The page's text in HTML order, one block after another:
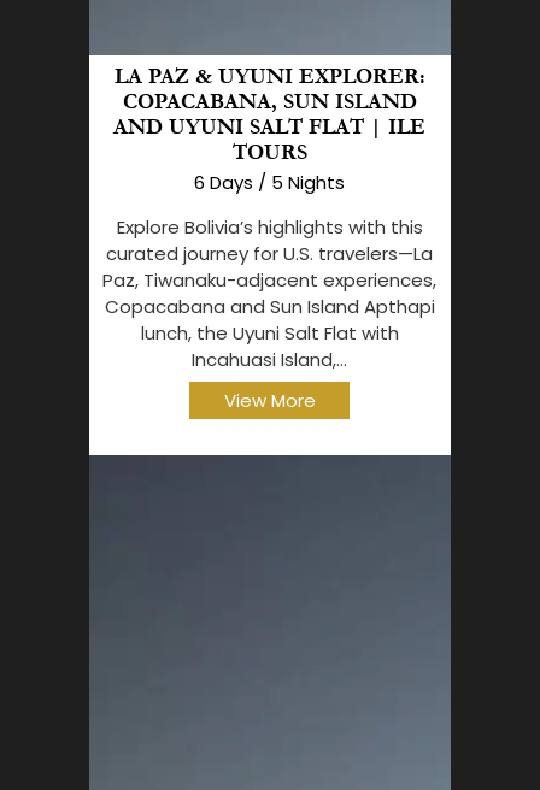
LA PAZ & UYUNI EXPLORER:
COPACABANA, SUN ISLAND
AND UYUNI SALT FLAT | ILE
TOURS
6 Days / 5 Nights
Explore Bolivia’s highlights with this
curated journey for U.S. travelers—La
Paz, Tiwanaku-adjacent experiences,
Copacabana and Sun Island Apthapi
lunch, the Uyuni Salt Flat with
Incahuasi Island,...
View More